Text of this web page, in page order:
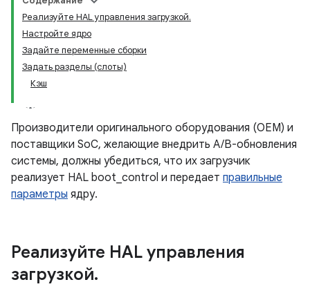
Реализуйте HAL управления загрузкой.
Настройте ядро
Задайте переменные сборки
Задать разделы (слоты)
Кэш
Производители оригинального оборудования (OEM) и
поставщики SoC, желающие внедрить A/B-обновления
системы, должны убедиться, что их загрузчик
реализует HAL boot_control и передает правильные
параметры ядру.
Реализуйте HAL управления
загрузкой.